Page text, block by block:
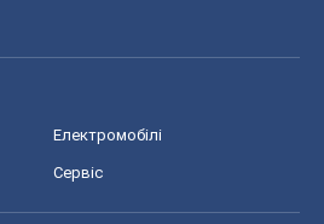
Електромобілі
Сервіс